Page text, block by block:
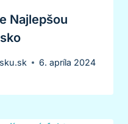
Najlepšou
6. apríla 2024